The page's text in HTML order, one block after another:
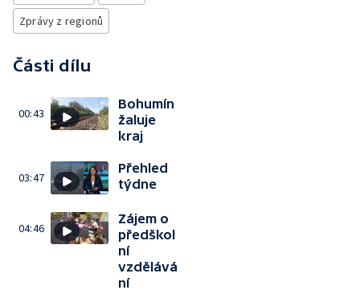
Zprávy z regionů
Části dílu
00:43
Bohumín
žaluje
kraj
03:47
Přehled
týdne
04:46
Zájem o
předškol
ní
vzdělává
ní